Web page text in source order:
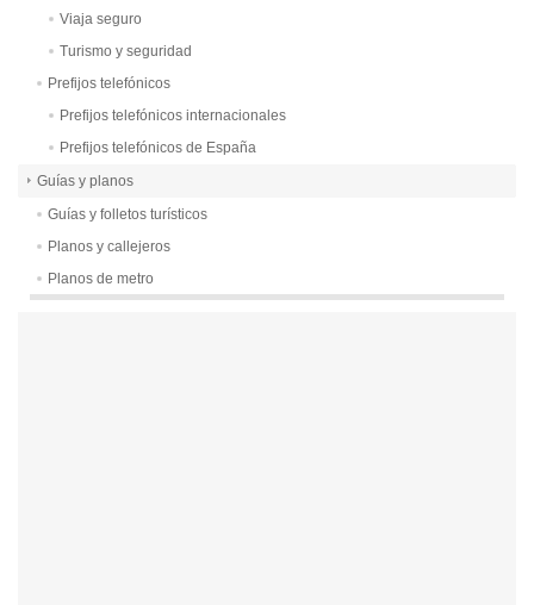
Viaja seguro
Turismo y seguridad
Prefijos telefónicos
Prefijos telefónicos internacionales
Prefijos telefónicos de España
Guías y planos
Guías y folletos turísticos
Planos y callejeros
Planos de metro